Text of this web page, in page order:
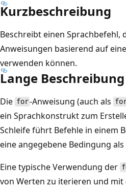
Kurzbeschreibung
Beschreibt einen Sprachbefehl,
Anweisungen basierend auf
verwenden können.
Lange Beschreibung
Die for-Anweisung (auch als
ein Sprachkonstrukt zum
Schleife führt Befehle in einem
eine angegebene Bedingung als
Eine typische Verwendung der
von Werten zu iterieren und mit